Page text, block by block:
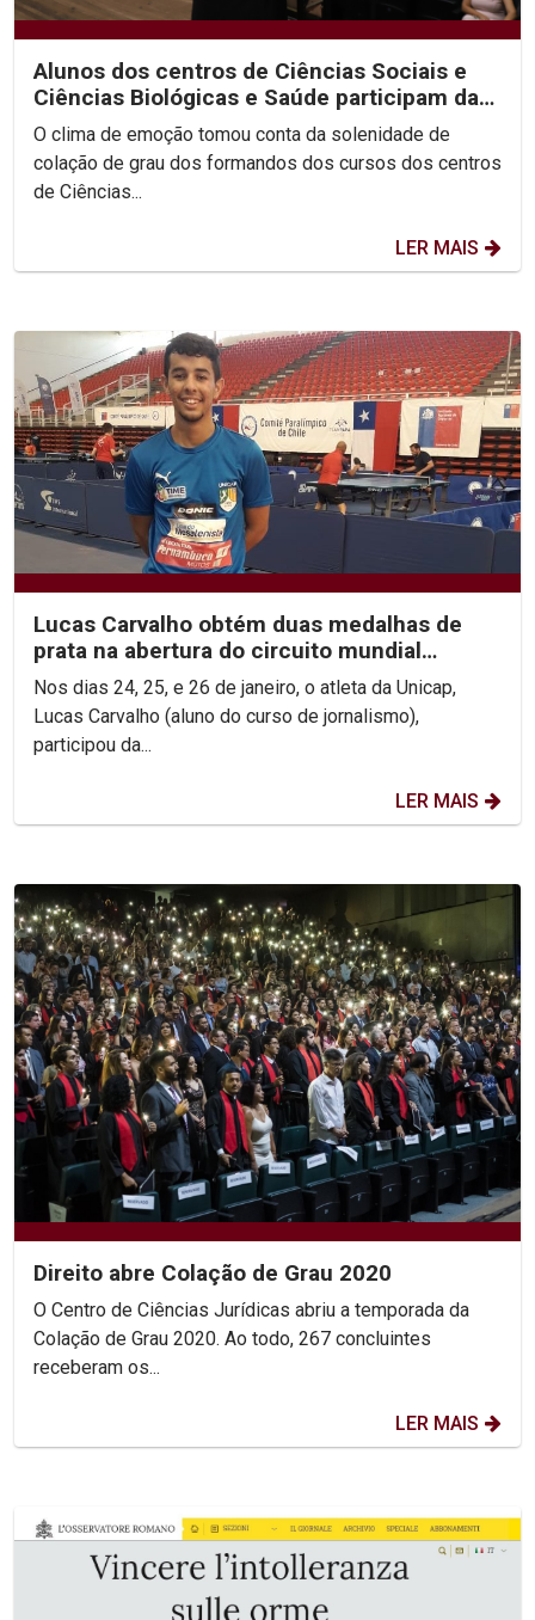
Alunos dos centros de Ciências Sociais e
Ciências Biológicas e Saúde participam da
segunda noite...
O clima de emoção tomou conta da solenidade de
colação de grau dos formandos dos cursos dos centros
de Ciências...
LER MAIS
Lucas Carvalho obtém duas medalhas de
prata na abertura do circuito mundial
paralímpico
Nos dias 24, 25, e 26 de janeiro, o atleta da Unicap,
Lucas Carvalho (aluno do curso de jornalismo),
participou da...
LER MAIS
Direito abre Colação de Grau 2020
O Centro de Ciências Jurídicas abriu a temporada da
Colação de Grau 2020. Ao todo, 267 concluintes
receberam os...
LER MAIS